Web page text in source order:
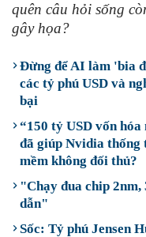
quên câu hỏi sống
gây họa?
Đừng để AI làm 'bia
các tỷ phú USD và
bại
“150 tỷ USD vốn
đã giúp Nvidia
mềm không đối thủ?
"Chạy đua chip 2nm,
dẫn"
Sốc: Tỷ phú Jensen